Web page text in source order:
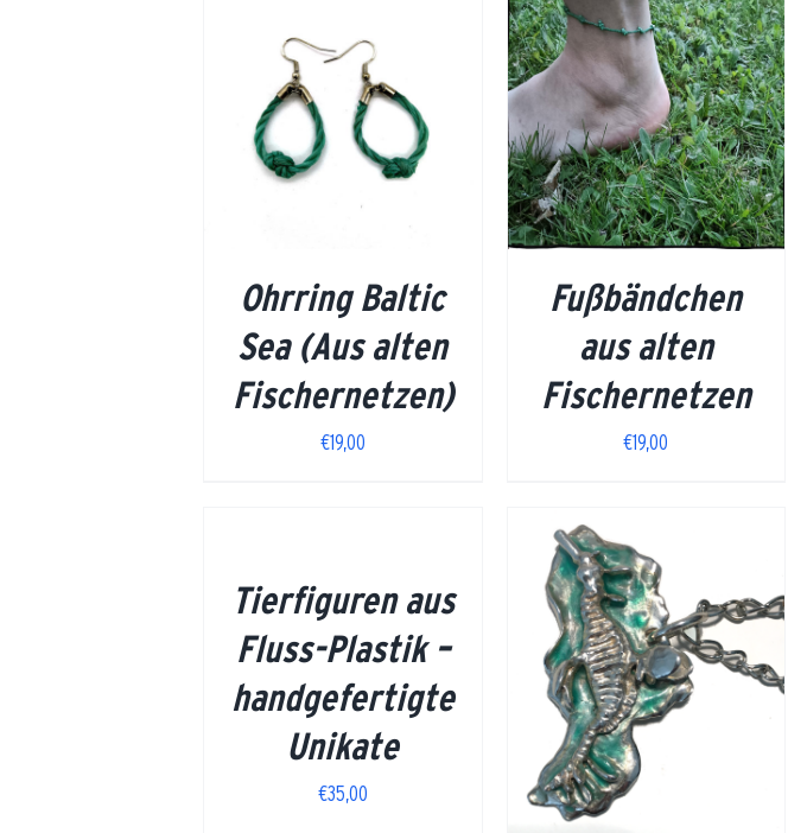
Ohrring Baltic
Sea (Aus alten
Fischernetzen)
€19,00
DETAILS
Fußbändchen
aus alten
Fischernetzen
€19,00
JETZT KAUFEN
/ DETAILS
Tierfiguren aus
Fluss-Plastik –
handgefertigte
Unikate
€35,00
DETAILS